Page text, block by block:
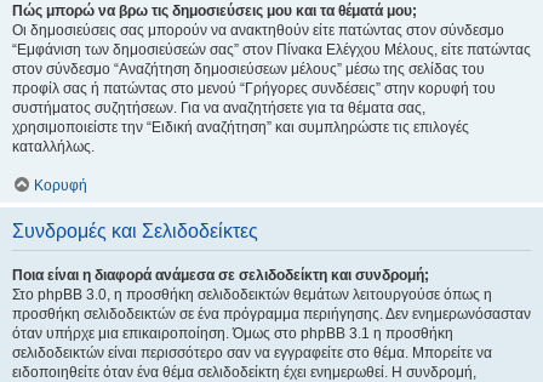
Πώς μπορώ να βρω τις δημοσιεύσεις μου και τα θέματά μου;
Οι δημοσιεύσεις σας μπορούν να ανακτηθούν είτε πατώντας στον σύνδεσμο
“Εμφάνιση των δημοσιεύσεών σας” στον Πίνακα Ελέγχου Μέλους, είτε πατώντας
στον σύνδεσμο “Αναζήτηση δημοσιεύσεων μέλους” μέσω της σελίδας του
προφίλ σας ή πατώντας στο μενού “Γρήγορες συνδέσεις” στην κορυφή του
συστήματος συζητήσεων. Για να αναζητήσετε για τα θέματα σας,
χρησιμοποιείστε την “Ειδική αναζήτηση” και συμπληρώστε τις επιλογές
καταλλήλως.
Κορυφή
Συνδρομές και Σελιδοδείκτες
Ποια είναι η διαφορά ανάμεσα σε σελιδοδείκτη και συνδρομή;
Στο phpBB 3.0, η προσθήκη σελιδοδεικτών θεμάτων λειτουργούσε όπως η
προσθήκη σελιδοδεικτών σε ένα πρόγραμμα περιήγησης. Δεν ενημερωνόσασταν
όταν υπήρχε μια επικαιροποίηση. Όμως στο phpBB 3.1 η προσθήκη
σελιδοδεικτών είναι περισσότερο σαν να εγγραφείτε στο θέμα. Μπορείτε να
ειδοποιηθείτε όταν ένα θέμα σελιδοδείκτη έχει ενημερωθεί. Η συνδρομή,